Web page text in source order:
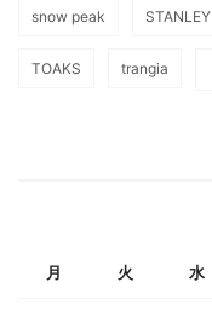
snow peak STANLEY
TOAKS trangia
月 火 水